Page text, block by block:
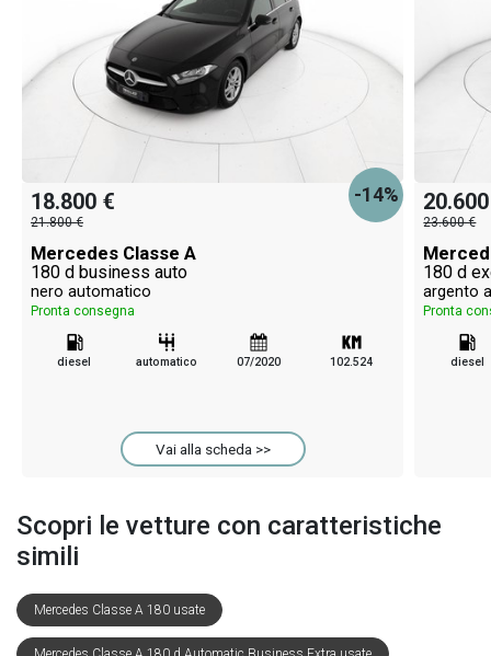
-14%
18.800 €
21.800 €
Mercedes Classe A
180 d business auto
nero automatico
Pronta consegna
diesel automatico 07/2020 102.524
Vai alla scheda >>
23.600 €
180 d
argento
Pronta
diesel
Scopri le vetture con caratteristiche
simili
Mercedes Classe A 180 usate